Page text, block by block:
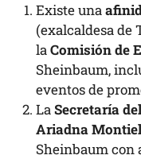
Existe una
(exalcaldesa de
laComisión de
Sheinbaum,
eventos de
LaSecretaría
Ariadna Montiel
Sheinbaum con